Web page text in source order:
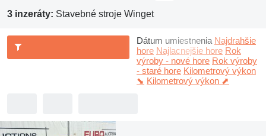
3 inzeráty: Stavebné stroje Winget
Dátum umiestnenia Najdrahšie
hore Najlacnejšie hore Rok
výroby - nové hore Rok výroby
- staré hore Kilometrový výkon
⬊ Kilometrový výkon ⬈